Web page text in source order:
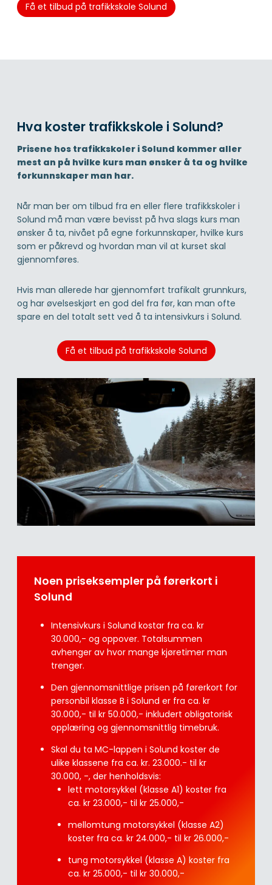
Få et tilbud på trafikkskole Solund
Hva koster trafikkskole i Solund?
Prisene hos trafikkskoler i Solund kommer aller
mest an på hvilke kurs man ønsker å ta og hvilke
forkunnskaper man har.
Når man ber om tilbud fra en eller flere trafikkskoler i
Solund må man være bevisst på hva slags kurs man
ønsker å ta, nivået på egne forkunnskaper, hvilke kurs
som er påkrevd og hvordan man vil at kurset skal
gjennomføres.
Hvis man allerede har gjennomført trafikalt grunnkurs,
og har øvelseskjørt en god del fra før, kan man ofte
spare en del totalt sett ved å ta intensivkurs i Solund.
Få et tilbud på trafikkskole Solund
Noen priseksempler på førerkort i
Solund
Intensivkurs i Solund kostar fra ca. kr
30.000,- og oppover. Totalsummen
avhenger av hvor mange kjøretimer man
trenger.
Den gjennomsnittlige prisen på førerkort for
personbil klasse B i Solund er fra ca. kr
30.000,- til kr 50.000,- inkludert obligatorisk
opplæring og gjennomsnittlig timebruk.
Skal du ta MC-lappen i Solund koster de
ulike klassene fra ca. kr. 23.000.- til kr
30.000, -, der henholdsvis:
lett motorsykkel (klasse A1) koster fra
ca. kr 23.000,- til kr 25.000,-
mellomtung motorsykkel (klasse A2)
koster fra ca. kr 24.000,- til kr 26.000,-
tung motorsykkel (klasse A) koster fra
ca. kr 25.000,- til kr 30.000,-